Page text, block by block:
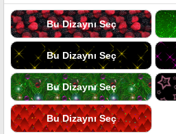
Bu Dizaynı Seç
Bu Dizaynı Seç
Bu Dizaynı Seç
Bu Dizaynı Seç